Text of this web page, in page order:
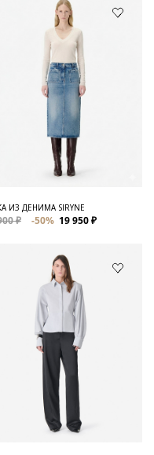
ИЗ ДЕНИМА SIRYNE
₽ -50% 19 950 ₽